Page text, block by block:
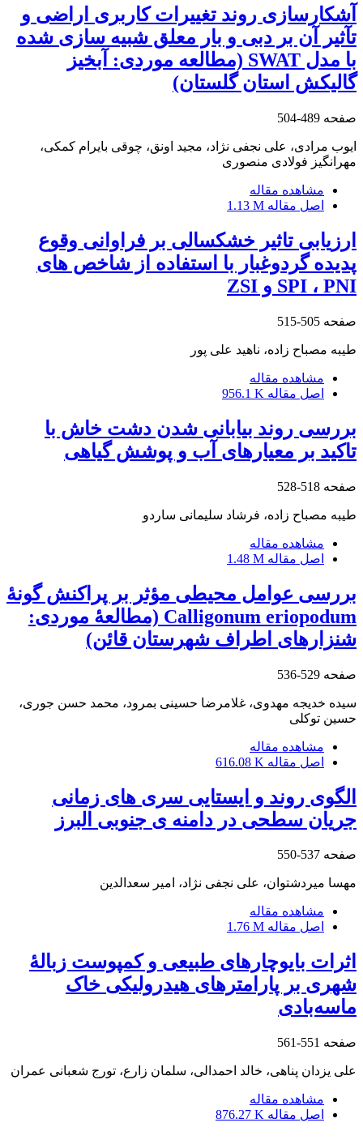
آشکارسازی روند تغییرات کاربری اراضی و
تآثیر آن بر دبی و بار معلق شبیه سازی شده
با مدل SWAT (مطالعه موردی: آبخیز
گالیکش استان گلستان)
صفحه 489-504
ایوب مرادی، علی نجفی نژاد، مجید اونق، چوقی بایرام کمکی،
مهرانگیز فولادی منصوری
مشاهده مقاله
اصل مقاله 1.13 M
ارزیابی تاثیر خشکسالی بر فراوانی وقوع
پدیده گردوغبار با استفاده از شاخص های
SPI ، PNI و ZSI
صفحه 505-515
طیبه مصباح زاده، ناهید علی پور
مشاهده مقاله
اصل مقاله 956.1 K
بررسی روند بیابانی شدن دشت خاش با
تاکید بر معیارهای آب و پوشش گیاهی
صفحه 518-528
طیبه مصباح زاده، فرشاد سلیمانی ساردو
مشاهده مقاله
اصل مقاله 1.48 M
بررسی عوامل محیطی مؤثر بر پراکنش گونۀ
Calligonum eriopodum (مطالعۀ موردی:
شنزارهای اطراف شهرستان قائن)
صفحه 529-536
سیده خدیجه مهدوی، غلامرضا حسینی بمرود، محمد حسن جوری،
حسین توکلی
مشاهده مقاله
اصل مقاله 616.08 K
الگوی روند و ایستایی سری های زمانی
جریان سطحی در دامنه ی جنوبی البرز
صفحه 537-550
مهسا میردشتوان، علی نجفی نژاد، امیر سعدالدین
مشاهده مقاله
اصل مقاله 1.76 M
اثرات بایوچارهای طبیعی و کمپوست زبالۀ
شهری بر پارامترهای هیدرولیکی خاک
ماسه‌بادی
صفحه 551-561
علی یزدان پناهی، خالد احمدالی، سلمان زارع، تورج شعبانی عمران
مشاهده مقاله
اصل مقاله 876.27 K